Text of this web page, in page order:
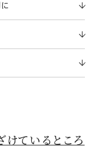
ているところ